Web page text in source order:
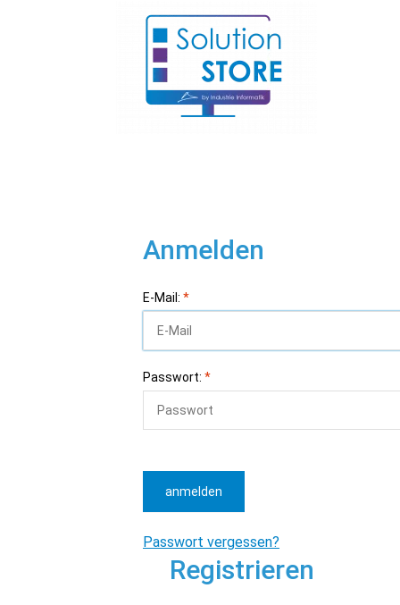
Anmelden
E-Mail: *
Passwort: *
Passwort vergessen?
anmelden
Registrieren